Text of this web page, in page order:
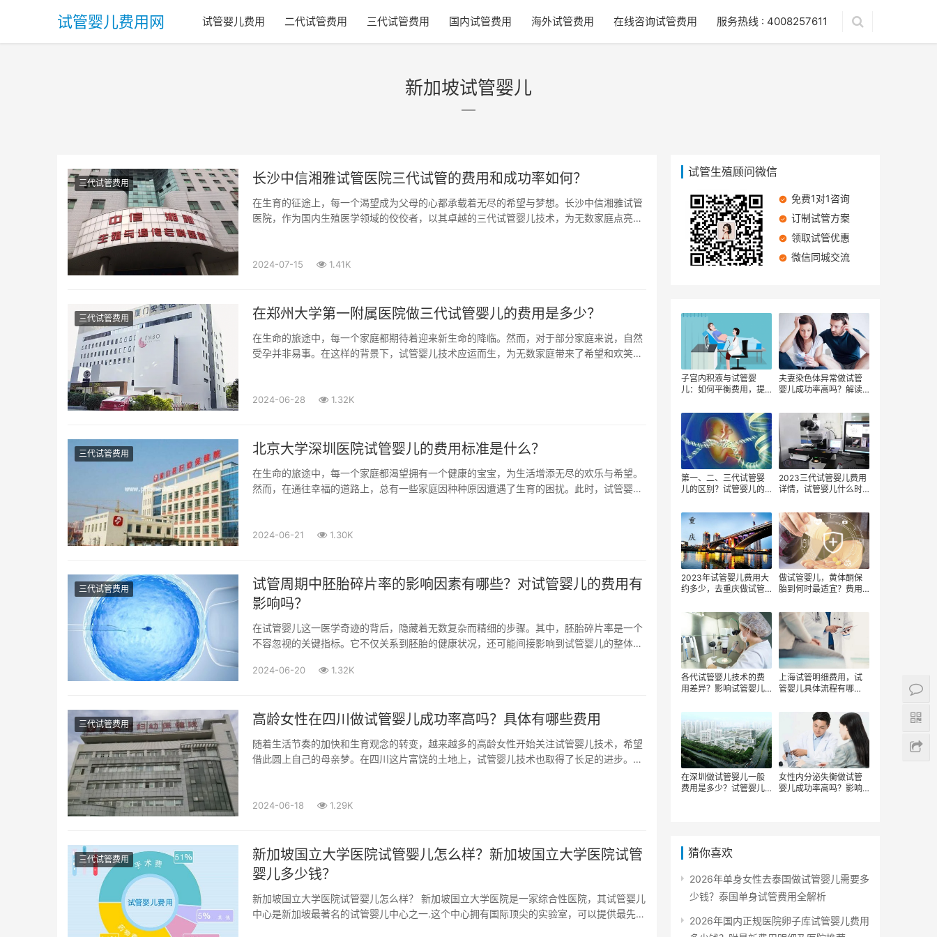
试管婴儿费用网 试管婴儿费用 二代试管费用 三代试管费用 国内试管费用 海外试管费用 在线咨询试管费用 服务热线 : 4008257611
新加坡试管婴儿
三代试管费用 长沙中信湘雅试管医院三代试管的费用和成功率如何？
在生育的征途上，每一个渴望成为父母的心都承载着无尽的希望与梦想。长沙中信湘雅试管
医院，作为国内生殖医学领域的佼佼者，以其卓越的三代试管婴儿技术，为无数家庭点亮了
2024-07-15 1.41K
三代试管费用 在郑州大学第一附属医院做三代试管婴儿的费用是多少？
在生命的旅途中，每一个家庭都期待着迎来新生命的降临。然而，对于部分家庭来说，自然
受孕并非易事。在这样的背景下，试管婴儿技术应运而生，为无数家庭带来了希望和欢笑。
2024-06-28 1.32K
三代试管费用 北京大学深圳医院试管婴儿的费用标准是什么？
在生命的旅途中，每一个家庭都渴望拥有一个健康的宝宝，为生活增添无尽的欢乐与希望。
然而，在通往幸福的道路上，总有一些家庭因种种原因遭遇了生育的困扰。此时，试管婴儿
2024-06-21 1.30K
三代试管费用
试管周期中胚胎碎片率的影响因素有哪些？对试管婴儿的费用有
影响吗？
在试管婴儿这一医学奇迹的背后，隐藏着无数复杂而精细的步骤。其中，胚胎碎片率是一个
不容忽视的关键指标。它不仅关系到胚胎的健康状况，还可能间接影响到试管婴儿的整体费
2024-06-20 1.32K
三代试管费用 高龄女性在四川做试管婴儿成功率高吗？具体有哪些费用
随着生活节奏的加快和生育观念的转变，越来越多的高龄女性开始关注试管婴儿技术，希望
借此圆上自己的母亲梦。在四川这片富饶的土地上，试管婴儿技术也取得了长足的进步。那
2024-06-18 1.29K
三代试管费用
新加坡国立大学医院试管婴儿怎么样？新加坡国立大学医院试管
婴儿多少钱？
新加坡国立大学医院试管婴儿怎么样？ 新加坡国立大学医院是一家综合性医院，其试管婴儿
中心是新加坡最著名的试管婴儿中心之一.这个中心拥有国际顶尖的实验室，可以提供最先进
试管生殖顾问微信
免费1对1咨询
订制试管方案
领取试管优惠
微信同城交流
子宫内积液与试管婴
儿：如何平衡费用，提
夫妻染色体异常做试管
婴儿成功率高吗？解读
之谜
第一、二、三代试管婴
儿的区别？试管婴儿的
2023三代试管婴儿费用
详情，试管婴儿什么时
儿如何省钱？
2023年试管婴儿费用大
约多少，去重庆做试管
么每个人做试管婴儿的
费用都不同？
做试管婴儿，黄体酮保
胎到何时最适宜？费用
各代试管婴儿技术的费
用差异？影响试管婴儿
上海试管明细费用，试
管婴儿具体流程有哪
要多少钱
在深圳做试管婴儿一般
费用是多少？试管婴儿
女性内分泌失衡做试管
婴儿成功率高吗？影响
猜你喜欢
2026年单身女性去泰国做试管婴儿需要多
少钱？泰国单身试管费用全解析
2026年国内正规医院卵子库试管婴儿费用